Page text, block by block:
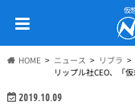
仮
HOME ニュース
リブラ
リップル社CEO、「
2019.10.09